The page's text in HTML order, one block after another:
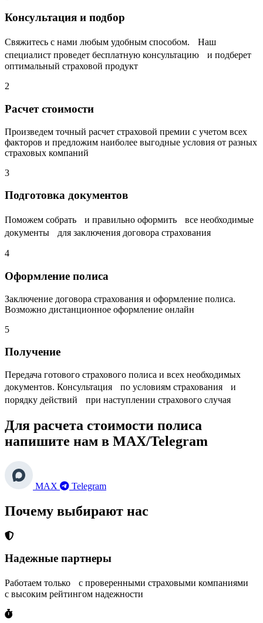
Консультация и подбор
Свяжитесь с нами любым удобным способом. Наш
специалист проведет бесплатную консультацию и подберет
оптимальный страховой продукт
2
Расчет стоимости
Произведем точный расчет страховой премии с учетом всех
факторов и предложим наиболее выгодные условия от разных
страховых компаний
3
Подготовка документов
Поможем собрать и правильно оформить все необходимые
документы для заключения договора страхования
4
Оформление полиса
Заключение договора страхования и оформление полиса.
Возможно дистанционное оформление онлайн
5
Получение
Передача готового страхового полиса и всех необходимых
документов. Консультация по условиям страхования и
порядку действий при наступлении страхового случая
Для расчета стоимости полиса
напишите нам в MAX/Telegram
MAX Telegram
Почему выбирают нас
Надежные партнеры
Работаем только с проверенными страховыми компаниями
с высоким рейтингом надежности